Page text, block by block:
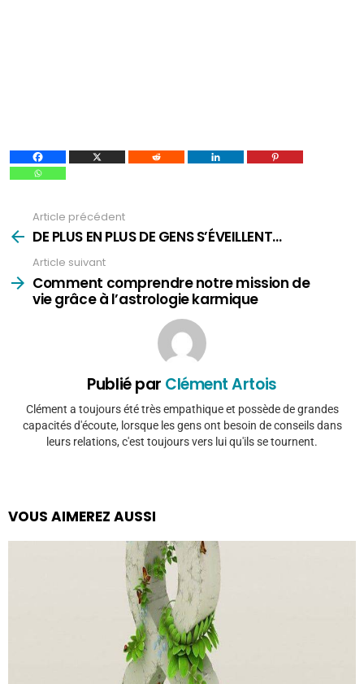
plus
Article précédent
DE PLUS EN PLUS DE GENS S’ÉVEILLENT…
Article suivant
Comment comprendre notre mission de
vie grâce à l’astrologie karmique
Publié par Clément Artois
Clément a toujours été très empathique et possède de grandes
capacités d'écoute, lorsque les gens ont besoin de conseils dans
leurs relations, c'est toujours vers lui qu'ils se tournent.
VOUS AIMEREZ AUSSI